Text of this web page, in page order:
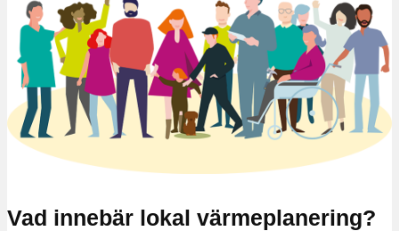
Vad innebär lokal värmeplanering?